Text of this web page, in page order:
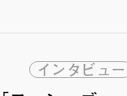
インタビュー